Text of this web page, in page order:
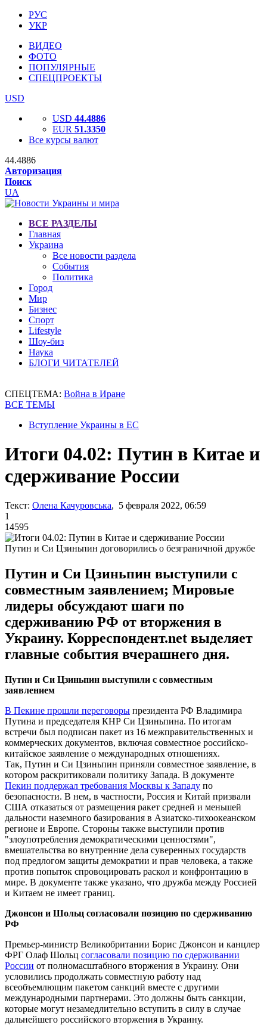
РУС
УКР
ВИДЕО
ФОТО
ПОПУЛЯРНЫЕ
СПЕЦПРОЕКТЫ
USD
USD 44.4886
EUR 51.3350
Все курсы валют
44.4886
Авторизация
Поиск
UA
ВСЕ РАЗДЕЛЫ
Главная
Украина
Все новости раздела
События
Политика
Город
Мир
Бизнес
Спорт
Lifestyle
Шоу-биз
Наука
БЛОГИ ЧИТАТЕЛЕЙ
СПЕЦТЕМА: Война в Иране
ВСЕ ТЕМЫ
Вступление Украины в ЕС
Итоги 04.02: Путин в Китае и
сдерживание России
Текст: Олена Качуровська, 5 февраля 2022, 06:59
1
14595
Путин и Си Цзиньпин договорились о безграничной дружбе
Путин и Си Цзиньпин выступили с
совместным заявлением; Мировые
лидеры обсуждают шаги по
сдерживанию РФ от вторжения в
Украину. Корреспондент.net выделяет
главные события вчерашнего дня.
Путин и Си Цзиньпин выступили с совместным
заявлением
В Пекине прошли переговоры президента РФ Владимира
Путина и председателя КНР Си Цзиньпина. По итогам
встречи был подписан пакет из 16 межправительственных и
коммерческих документов, включая совместное российско-
китайское заявление о международных отношениях.
Так, Путин и Си Цзиньпин приняли совместное заявление, в
котором раскритиковали политику Запада. В документе
Пекин поддержал требования Москвы к Западу по
безопасности. В нем, в частности, Россия и Китай призвали
США отказаться от размещения ракет средней и меньшей
дальности наземного базирования в Азиатско-тихоокеанском
регионе и Европе. Стороны также выступили против
"злоупотребления демократическими ценностями",
вмешательства во внутренние дела суверенных государств
под предлогом защиты демократии и прав человека, а также
против попыток спровоцировать раскол и конфронтацию в
мире. В документе также указано, что дружба между Россией
и Китаем не имеет границ.
Джонсон и Шольц согласовали позицию по сдерживанию
РФ
Премьер-министр Великобритании Борис Джонсон и канцлер
ФРГ Олаф Шольц согласовали позицию по сдерживании
России от полномасштабного вторжения в Украину. Они
условились продолжать совместную работу над
всеобъемлющим пакетом санкций вместе с другими
международными партнерами. Это должны быть санкции,
которые могут незамедлительно вступить в силу в случае
дальнейшего российского вторжения в Украину.